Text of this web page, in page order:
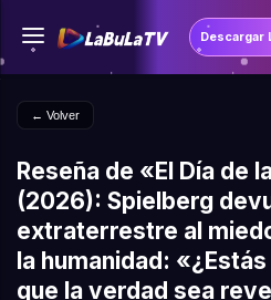
Descargar
← Volver
Reseña de «El Día de
(2026): Spielberg
extraterrestre al
la humanidad:
que la verdad sea